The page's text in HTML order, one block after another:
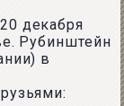
декабря
Рубинштейн
в